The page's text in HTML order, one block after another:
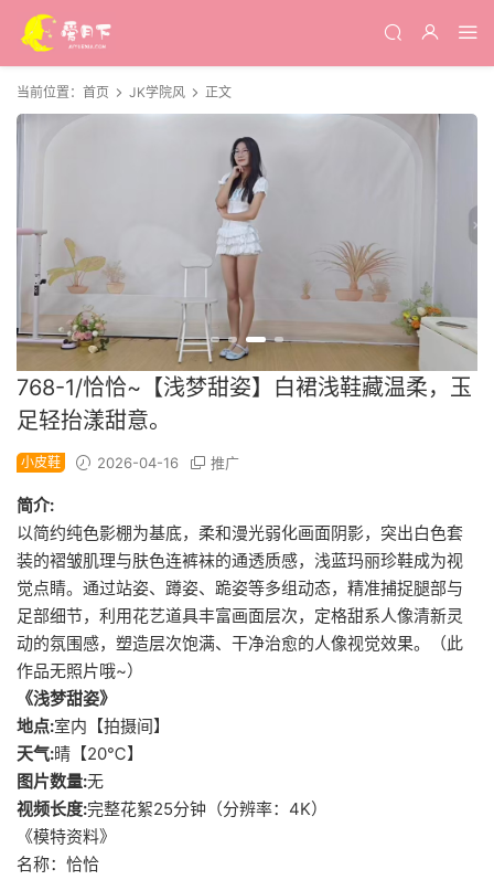
当前位置： 首页 JK学院风 正文
768-1/恰恰~【浅梦甜姿】白裙浅鞋藏温柔，玉
足轻抬漾甜意。
小皮鞋 2026-04-16 推广
简介:
以简约纯色影棚为基底，柔和漫光弱化画面阴影，突出白色套
装的褶皱肌理与肤色连裤袜的通透质感，浅蓝玛丽珍鞋成为视
觉点睛。通过站姿、蹲姿、跪姿等多组动态，精准捕捉腿部与
足部细节，利用花艺道具丰富画面层次，定格甜系人像清新灵
动的氛围感，塑造层次饱满、干净治愈的人像视觉效果。（此
作品无照片哦~）
《浅梦甜姿》
地点:室内【拍摄间】
天气:晴【20℃】
图片数量:无
视频长度:完整花絮25分钟（分辨率：4K）
《模特资料》
名称：恰恰